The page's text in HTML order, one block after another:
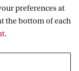
als je in
kun je gratis
preferences at
the bottom of each
.